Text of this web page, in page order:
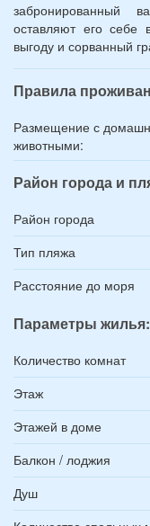
забронированный
оставляют его себе
выгоду и сорванный
Правила
Размещение с
животными:
Район города и
Район города
Тип пляжа
Расстояние до моря
Параметры жилья:
Количество комнат
Этаж
Этажей в доме
Балкон / лоджия
Душ